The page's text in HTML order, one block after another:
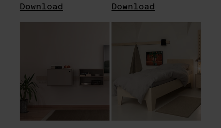
Download Download